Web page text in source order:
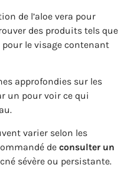
de l’aloe vera pour
des produits tels que
pour le visage contenant
approfondies sur les
un pour voir ce qui
varier selon les
de consulter un
sévère ou persistante.